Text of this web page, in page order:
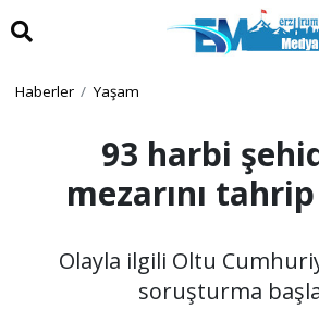
Haberler Yaşam
93 harbi
mezarını
Olayla ilgili Oltu
soruşturma